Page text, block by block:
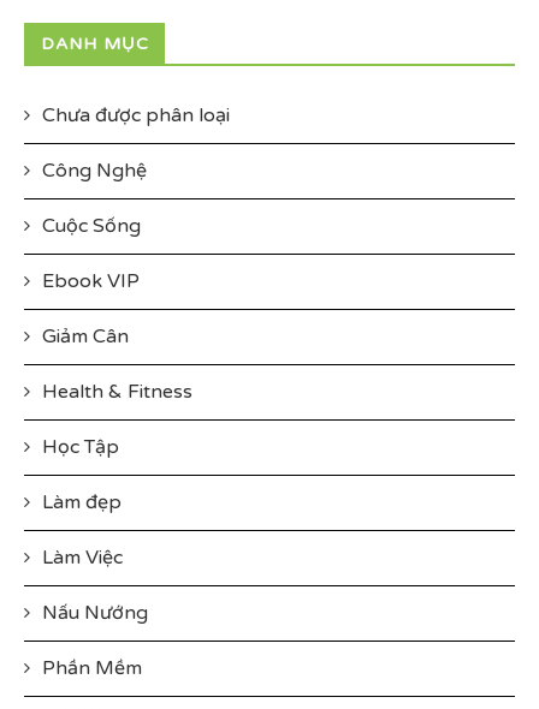
DANH MỤC
Chưa được phân loại
Công Nghệ
Cuộc Sống
Ebook VIP
Giảm Cân
Health & Fitness
Học Tập
Làm đẹp
Làm Việc
Nấu Nướng
Phần Mềm